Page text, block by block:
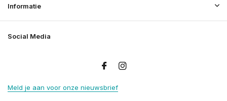
Informatie
Social Media
Meld je aan voor onze nieuwsbrief